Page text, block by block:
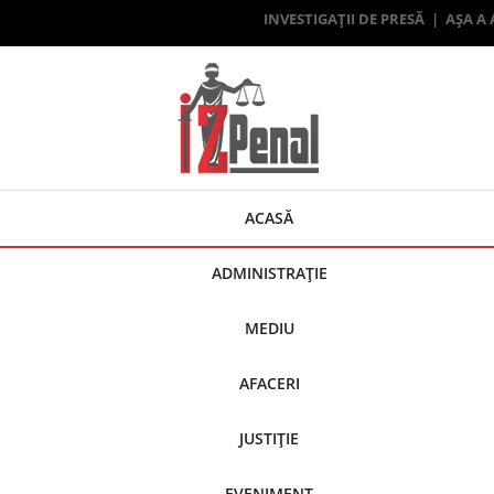
INVESTIGAȚII DE PRESĂ | AȘA A
ACASĂ
ADMINISTRAȚIE
MEDIU
AFACERI
JUSTIȚIE